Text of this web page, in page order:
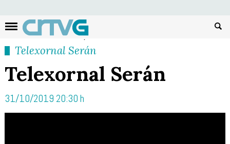
Telexornal Serán
Telexornal Serán
31/10/2019 20:30 h